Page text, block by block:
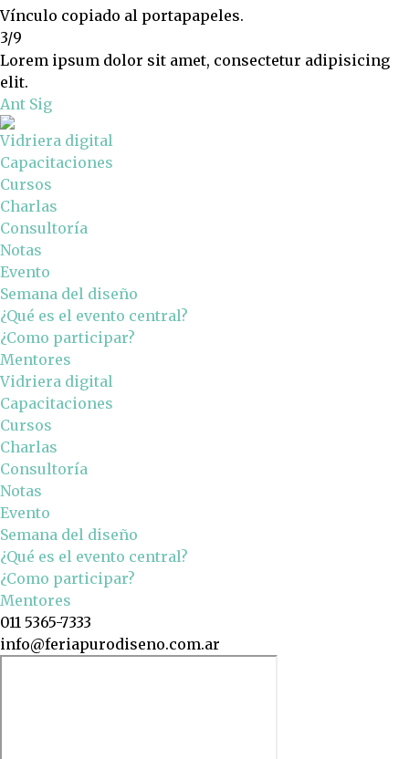
Vínculo copiado al portapapeles.
3/9
Lorem ipsum dolor sit amet, consectetur adipisicing
elit.
Ant Sig
Vidriera digital
Capacitaciones
Cursos
Charlas
Consultoría
Notas
Evento
Semana del diseño
¿Qué es el evento central?
¿Como participar?
Mentores
Vidriera digital
Capacitaciones
Cursos
Charlas
Consultoría
Notas
Evento
Semana del diseño
¿Qué es el evento central?
¿Como participar?
Mentores
011 5365-7333
info@feriapurodiseno.com.ar